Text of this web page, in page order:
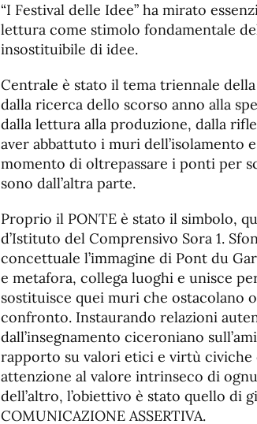
“I Festival delle Idee” ha mirato
lettura come stimolo fondamentale
insostituibile di idee.
Centrale è stato il tema triennale
dalla ricerca dello scorso anno alla
dalla lettura alla produzione, dalla
aver abbattuto i muri dell’isolamento
momento di oltrepassare i ponti per
sono dall’altra parte.
Proprio il PONTE è stato il simbolo,
d’Istituto del Comprensivo Sora 1.
concettuale l’immagine di Pont du
e metafora, collega luoghi e unisce
sostituisce quei muri che ostacolano
confronto. Instaurando relazioni
dall’insegnamento ciceroniano
rapporto su valori etici e virtù civiche
attenzione al valore intrinseco di
dell’altro, l’obiettivo è stato quello di
COMUNICAZIONE ASSERTIVA.